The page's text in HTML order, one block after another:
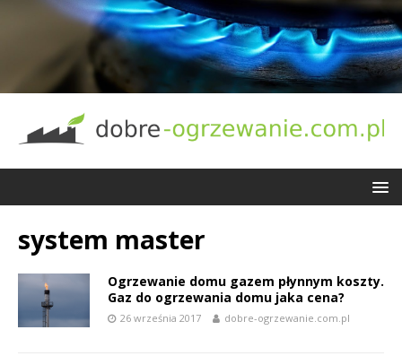
system master
Ogrzewanie domu gazem płynnym koszty.
Gaz do ogrzewania domu jaka cena?
26 września 2017 dobre-ogrzewanie.com.pl